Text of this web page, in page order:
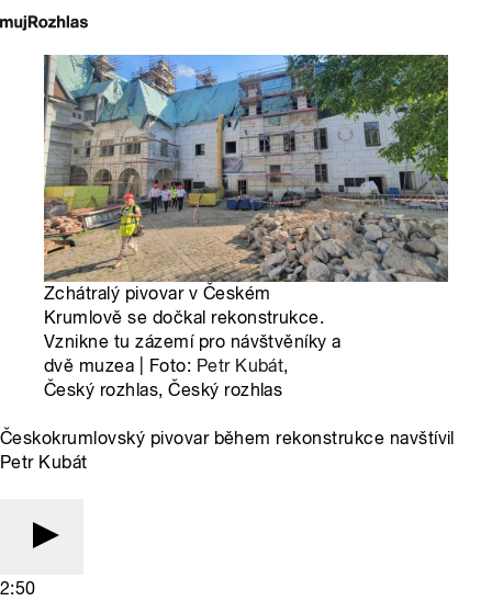
Zchátralý pivovar v Českém
Krumlově se dočkal rekonstrukce.
Vznikne tu zázemí pro návštvěníky a
dvě muzea | Foto: Petr Kubát,
Český rozhlas, Český rozhlas
Českokrumlovský pivovar během rekonstrukce navštívil
Petr Kubát
2:50